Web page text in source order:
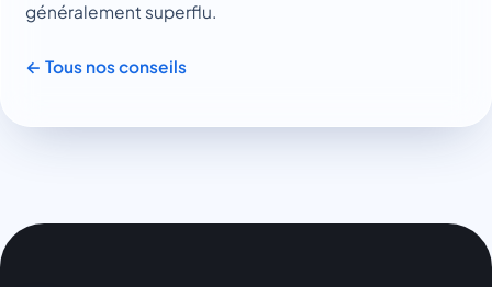
généralement superflu.
← Tous nos conseils